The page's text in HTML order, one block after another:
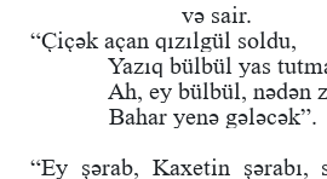
və sair.
“Çiçək açan qızılgül soldu,
Yazıq bülbül yas
Ah, ey bülbül, nədən
Bahar yenə gələcək”.
və
“Ey şərab, Kaxetin şərabı,